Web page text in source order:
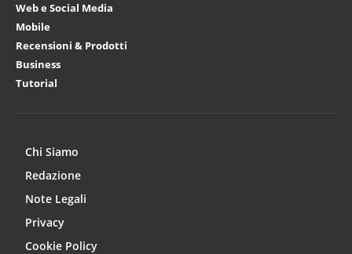
Web e Social Media
Mobile
Recensioni & Prodotti
Business
Tutorial
Chi Siamo
Redazione
Note Legali
Privacy
Cookie Policy